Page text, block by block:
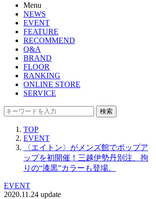
Menu
NEWS
EVENT
FEATURE
RECOMMEND
Q&A
BRAND
FLOOR
RANKING
ONLINE STORE
SERVICE
検索
TOP
EVENT
〈エイトン〉がメンズ館でポップア
ップを初開催！三越伊勢丹別注、拘
りの“漆黒”カラーも登場。
EVENT
2020.11.24 update